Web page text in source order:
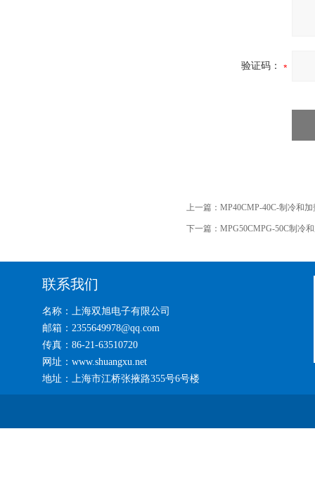
验证码：
上一篇： MP40CMP-40C-制冷和
下一篇： MPG50CMPG-50C制冷
联系我们
名称：上海双旭电子有限公司
邮箱：2355649978@qq.com
传真：86-21-63510720
网址：www.shuangxu.net
地址：上海市江桥张掖路355号6号楼